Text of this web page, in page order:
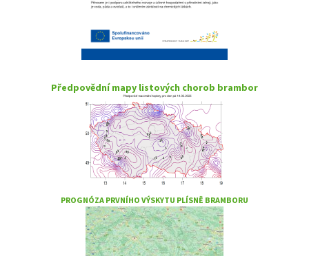
Předpovědní mapy listových chorob brambor
PROGNÓZA PRVNÍHO VÝSKYTU PLÍSNĚ BRAMBORU